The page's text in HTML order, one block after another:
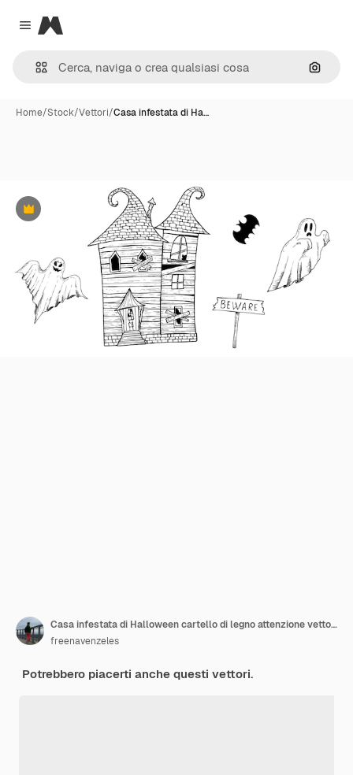
Close menu
Magnific
Cerca
Home/Stock/Vettori/Casa infestata di Ha…
Premium
Casa infestata di Halloween cartello di legno attenzione vettore dipinto a mano lineare castelli fantasma mostro
freenavenzeles
Potrebbero piacerti anche questi vettori.